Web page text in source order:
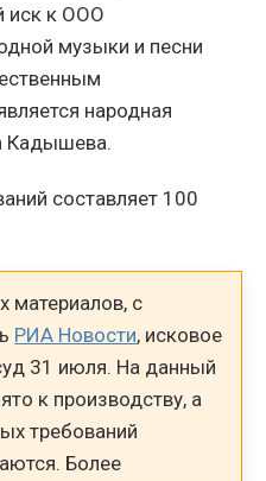
иск к ООО
музыки и песни
народная
Кадышева.
составляет 100
материалов, с
РИА Новости, исковое
31 июля. На данный
к производству, а
требований
Более